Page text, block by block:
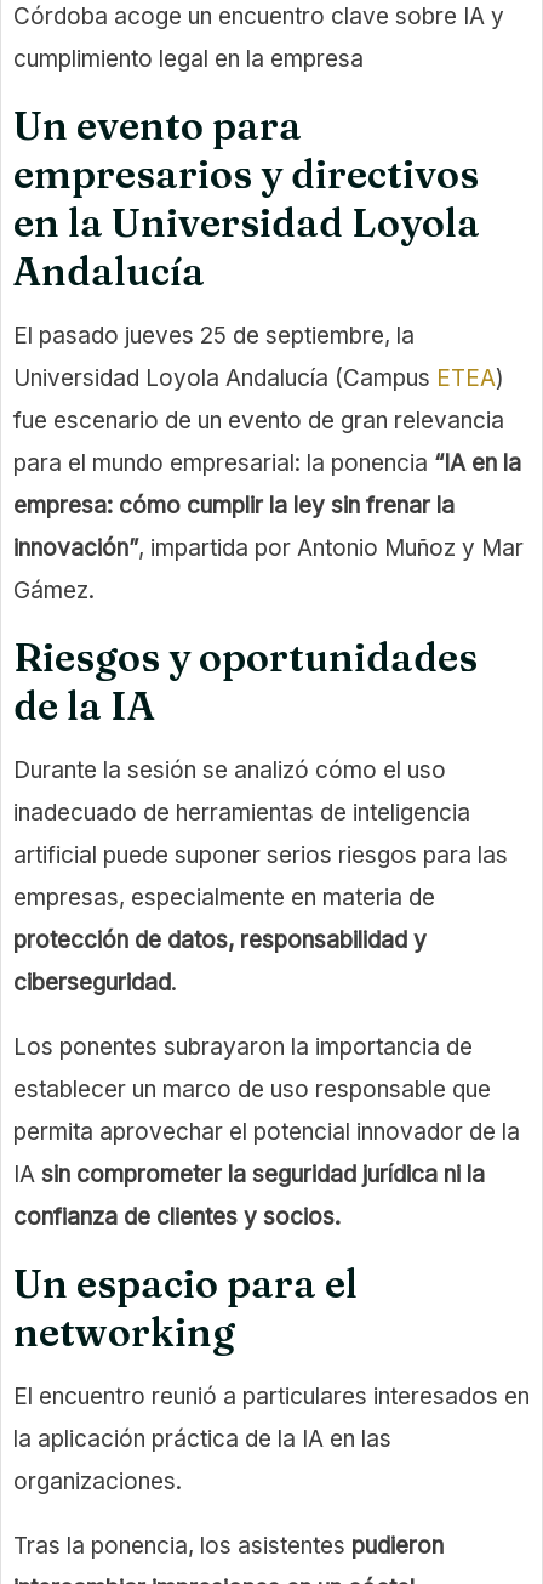
Córdoba acoge un encuentro clave sobre IA y
cumplimiento legal en la empresa
Un evento para
empresarios y directivos
en la Universidad Loyola
Andalucía
El pasado jueves 25 de septiembre, la
Universidad Loyola Andalucía (Campus ETEA)
fue escenario de un evento de gran relevancia
para el mundo empresarial: la ponencia “IA en la
empresa: cómo cumplir la ley sin frenar la
innovación”, impartida por Antonio Muñoz y Mar
Gámez.
Riesgos y oportunidades
de la IA
Durante la sesión se analizó cómo el uso
inadecuado de herramientas de inteligencia
artificial puede suponer serios riesgos para las
empresas, especialmente en materia de
protección de datos, responsabilidad y
ciberseguridad.
Los ponentes subrayaron la importancia de
establecer un marco de uso responsable que
permita aprovechar el potencial innovador de la
IA sin comprometer la seguridad jurídica ni la
confianza de clientes y socios.
Un espacio para el
networking
El encuentro reunió a particulares interesados en
la aplicación práctica de la IA en las
organizaciones.
Tras la ponencia, los asistentes pudieron